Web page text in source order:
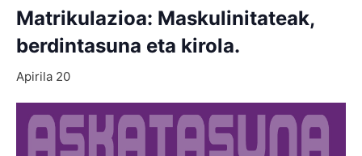
Matrikulazioa: Maskulinitateak,
berdintasuna eta kirola.
Apirila 20